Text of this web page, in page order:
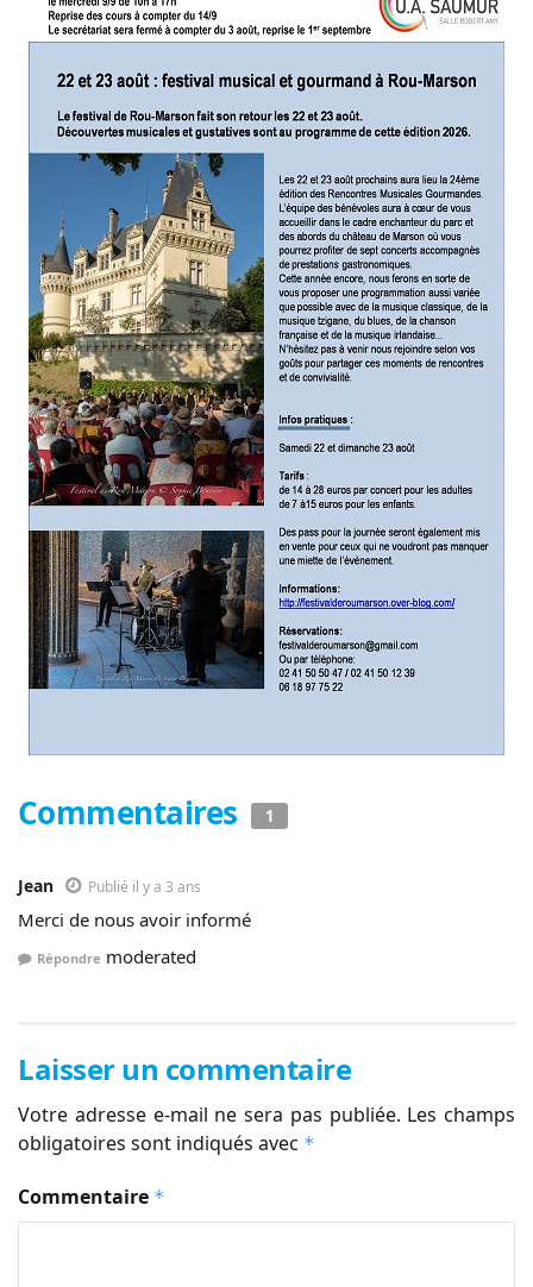
Commentaires 1
Jean Publié il y a 3 ans
Merci de nous avoir informé
Répondre moderated
Laisser un commentaire
Votre adresse e-mail ne sera pas publiée. Les champs
obligatoires sont indiqués avec *
Commentaire *